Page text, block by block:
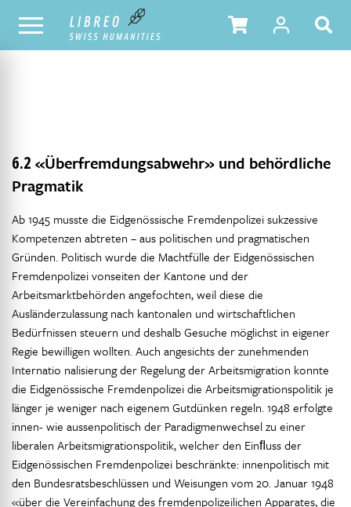
NOTRE CATALOGUE TABLE DES MATIÈRES
6.2 «Überfremdungsabwehr» und behördliche
Pragmatik
Ab 1945 musste die Eidgenössische Fremdenpolizei sukzessive
Kompetenzen abtreten – aus politischen und pragmatischen
Gründen. Politisch wurde die Machtfülle der Eidgenössischen
Fremdenpolizei vonseiten der Kantone und der
Arbeitsmarktbehörden angefochten, weil diese die
Ausländerzulassung nach kantonalen und wirtschaftlichen
Bedürfnissen steuern und deshalb Gesuche möglichst in eigener
Regie bewilligen wollten. Auch angesichts der zunehmenden
Internatio nalisierung der Regelung der Arbeitsmigration konnte
die Eidgenössische Fremdenpolizei die Arbeitsmigrationspolitik je
länger je weniger nach eigenem Gutdünken regeln. 1948 erfolgte
innen- wie aussenpolitisch der Paradigmenwechsel zu einer
liberalen Arbeitsmigrationspolitik, welcher den Einﬂuss der
Eidgenössischen Fremdenpolizei beschränkte: innenpolitisch mit
den Bundesratsbeschlüssen und Weisungen vom 20. Januar 1948
«über die Vereinfachung des fremdenpolizeilichen Apparates, die